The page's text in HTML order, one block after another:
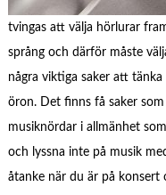
tvingas att välja hörlurar
språng och därför måste
några viktiga saker att
öron. Det finns få saker
musiknördar i allmänhet
och lyssna inte på musik
åtanke när du är på konsert